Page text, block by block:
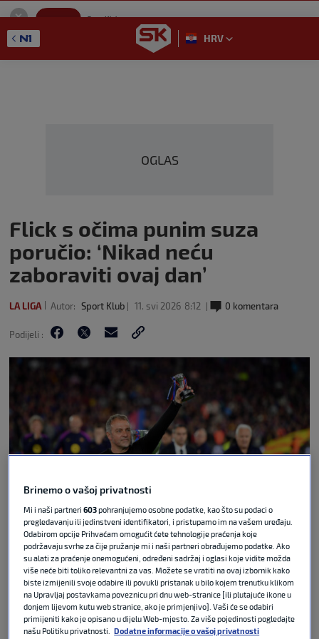
SportKlub
GET - On the Google Play
HRV
OGLAS
Flick s očima punim suza
poručio: ‘Nikad neću
zaboraviti ovaj dan’
LA LIGA Autor: Sport Klub 11. svi 2026 8:12 0 komentara
Podijeli :
xS.xRosx via Guliver
Trener Barcelone Hansi Flick, nakon pobjede (2:0)
nad Real Madridom u El Clásicu i osvajanja
naslova u La Ligi, bio je potpuno preplavljen
emocijama.
Brinemo o vašoj privatnosti
Mi i naši partneri603pohranjujemo osobne podatke, kao što su podaci o
pregledavanju ili jedinstveni identifikatori, i pristupamo im na vašem uređaju.
Odabirom opcije Prihvaćam omogućit ćete tehnologije praćenja koje
podržavaju svrhe za čije pružanje mi i naši partneri obrađujemo podatke. Ako
su alati za praćenje onemogućeni, određeni sadržaj i oglasi koje vidite možda
više neće biti toliko relevantni za vas. Možete se vratiti na ovaj izbornik kako
biste izmijenili svoje odabire ili povukli pristanak u bilo kojem trenutku klikom
na Upravljaj postavkama poveznicu pri dnu web-stranice [ili plutajuće ikone u
donjem lijevom kutu web stranice, ako je primjenjivo]. Vaši će se odabiri
primijeniti kako je opisano u dijelu Web-mjesto. Za više pojedinosti pogledajte
našu Politiku privatnosti.
Dodatne informacije o vašoj privatnosti